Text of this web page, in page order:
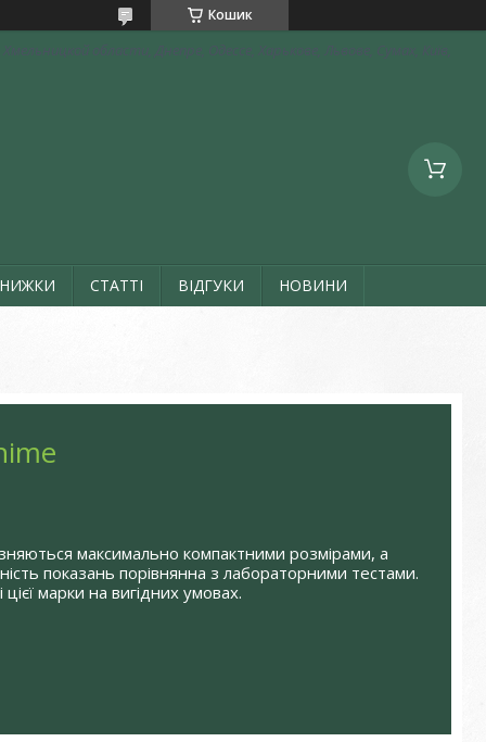
Кошик
СТАТТІ ВІДГУКИ НОВИНИ
максимально компактними розмірами, а
показань порівнянна з лабораторними тестами.
марки на вигідних умовах.